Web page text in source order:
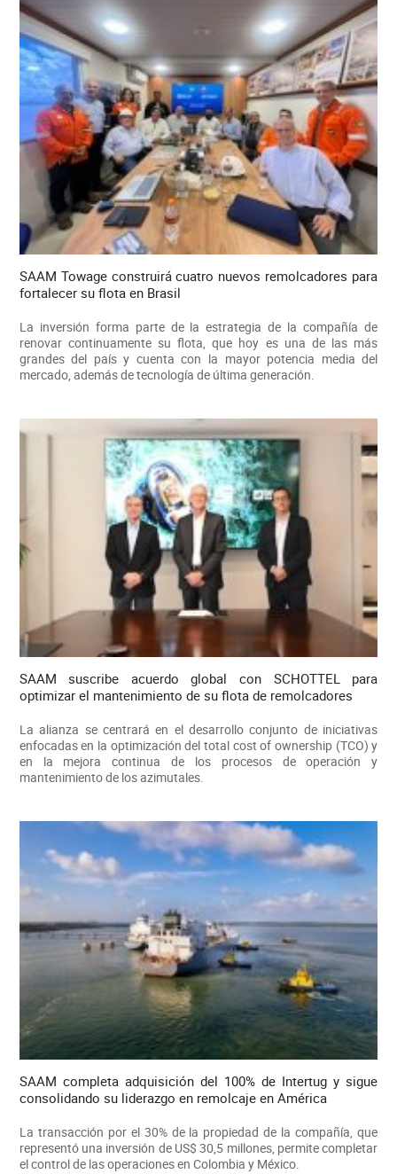
SAAM Towage construirá cuatro nuevos remolcadores para
fortalecer su flota en Brasil
La inversión forma parte de la estrategia de la compañía de
renovar continuamente su flota, que hoy es una de las más
grandes del país y cuenta con la mayor potencia media del
mercado, además de tecnología de última generación.
SAAM suscribe acuerdo global con SCHOTTEL para
optimizar el mantenimiento de su flota de remolcadores
La alianza se centrará en el desarrollo conjunto de iniciativas
enfocadas en la optimización del total cost of ownership (TCO) y
en la mejora continua de los procesos de operación y
mantenimiento de los azimutales.
SAAM completa adquisición del 100% de Intertug y sigue
consolidando su liderazgo en remolcaje en América
La transacción por el 30% de la propiedad de la compañía, que
representó una inversión de US$ 30,5 millones, permite completar
el control de las operaciones en Colombia y México.